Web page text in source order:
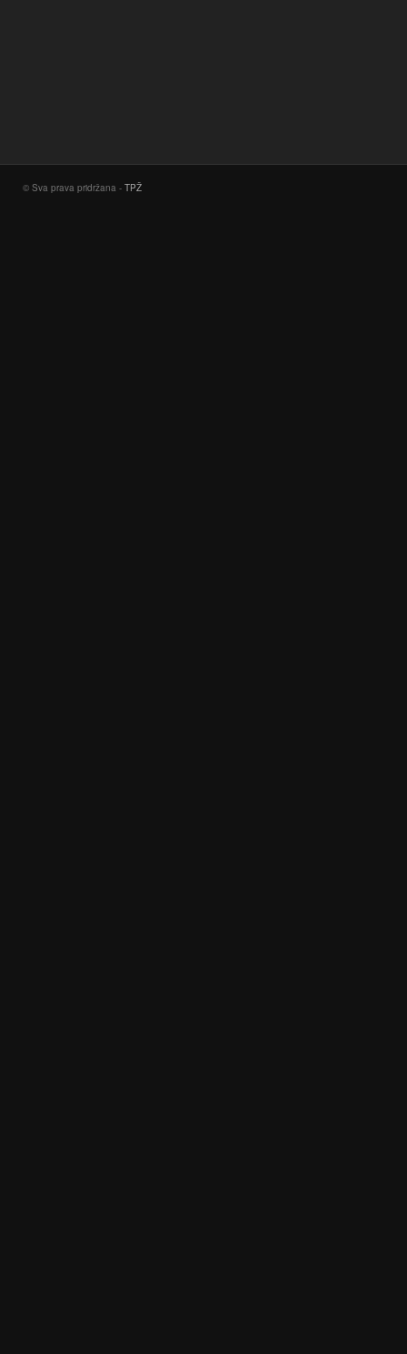
© Sva prava pridržana - TPŽ